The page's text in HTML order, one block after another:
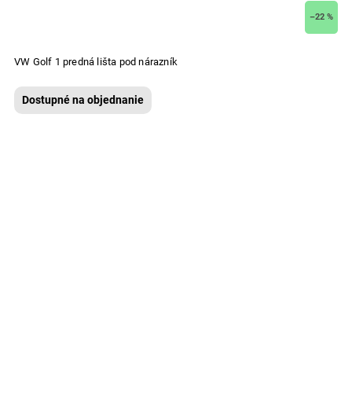
–22 %
VW Golf 1 predná lišta pod nárazník
Dostupné na objednanie